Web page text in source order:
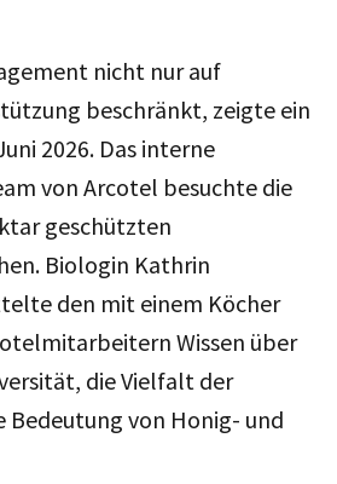
nicht nur auf
beschränkt, zeigte ein
2026. Das interne
von Arcotel besuchte die
geschützten
Biologin Kathrin
den mit einem Köcher
Wissen über
die Vielfalt der
Bedeutung von Honig- und